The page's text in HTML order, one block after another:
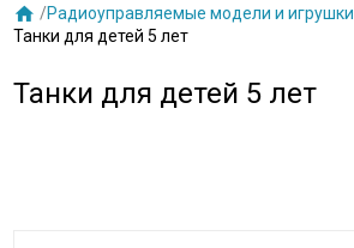
 /Радиоуправляемые модели и игрушки
Танки для детей 5 лет
Танки для детей 5 лет